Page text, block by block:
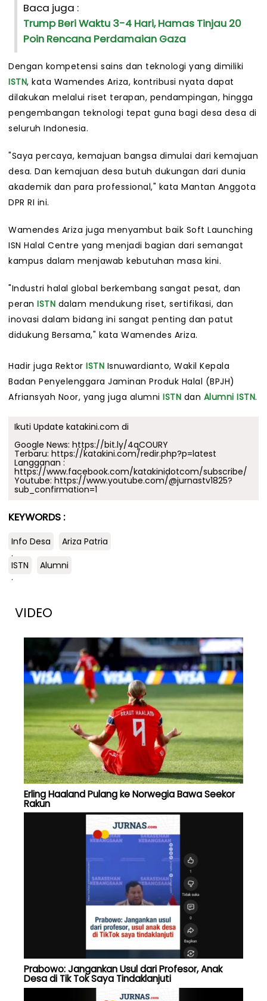
Baca juga :
Trump Beri Waktu 3-4 Hari, Hamas Tinjau 20
Poin Rencana Perdamaian Gaza
Dengan kompetensi sains dan teknologi yang dimiliki
ISTN, kata Wamendes Ariza, kontribusi nyata dapat
dilakukan melalui riset terapan, pendampingan, hingga
pengembangan teknologi tepat guna bagi desa desa di
seluruh Indonesia.
"Saya percaya, kemajuan bangsa dimulai dari kemajuan
desa. Dan kemajuan desa butuh dukungan dari dunia
akademik dan para professional," kata Mantan Anggota
DPR RI ini.
Wamendes Ariza juga menyambut baik Soft Launching
ISN Halal Centre yang menjadi bagian dari semangat
kampus dalam menjawab kebutuhan masa kini.
"Industri halal global berkembang sangat pesat, dan
peran ISTN dalam mendukung riset, sertifikasi, dan
inovasi dalam bidang ini sangat penting dan patut
didukung Bersama," kata Wamendes Ariza.
Hadir juga Rektor ISTN Isnuwardianto, Wakil Kepala
Badan Penyelenggara Jaminan Produk Halal (BPJH)
Afriansyah Noor, yang juga alumni ISTN dan Alumni ISTN.
Ikuti Update katakini.com di
Google News: https://bit.ly/4qCOURY
Terbaru: https://katakini.com/redir.php?p=latest
Langganan :
https://www.facebook.com/katakinidotcom/subscribe/
Youtube: https://www.youtube.com/@jurnastv1825?
sub_confirmation=1
KEYWORDS :
Info Desa
Ariza Patria
.
ISTN
Alumni
.
VIDEO
Erling Haaland Pulang ke Norwegia Bawa Seekor
Rakun
Prabowo: Jangankan Usul dari Profesor, Anak
Desa di Tik Tok Saya Tindaklanjuti